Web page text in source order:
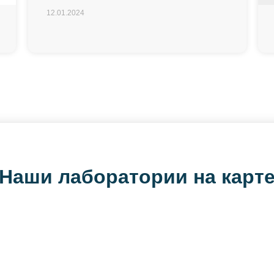
12.01.2024
Наши лаборатории на карте